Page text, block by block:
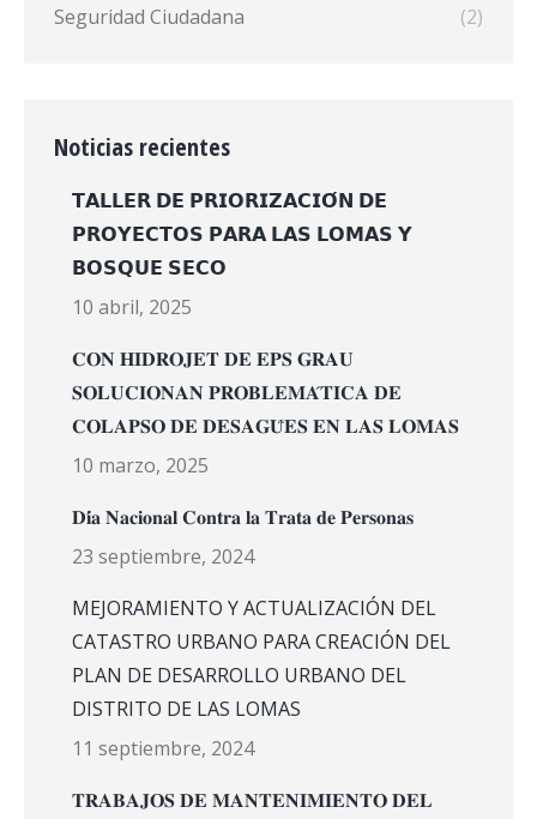
Seguridad Ciudadana
(2)
Noticias recientes
𝗧𝗔𝗟𝗟𝗘𝗥 𝗗𝗘 𝗣𝗥𝗜𝗢𝗥𝗜𝗭𝗔𝗖𝗜𝗢́𝗡 𝗗𝗘
𝗣𝗥𝗢𝗬𝗘𝗖𝗧𝗢𝗦 𝗣𝗔𝗥𝗔 𝗟𝗔𝗦 𝗟𝗢𝗠𝗔𝗦 𝗬
𝗕𝗢𝗦𝗤𝗨𝗘 𝗦𝗘𝗖𝗢
10 abril, 2025
𝐂𝐎𝐍 𝐇𝐈𝐃𝐑𝐎𝐉𝐄𝐓 𝐃𝐄 𝐄𝐏𝐒 𝐆𝐑𝐀𝐔
𝐒𝐎𝐋𝐔𝐂𝐈𝐎𝐍𝐀𝐍 𝐏𝐑𝐎𝐁𝐋𝐄𝐌𝐀́𝐓𝐈𝐂𝐀 𝐃𝐄
𝐂𝐎𝐋𝐀𝐏𝐒𝐎 𝐃𝐄 𝐃𝐄𝐒𝐀𝐆𝐔̈𝐄𝐒 𝐄𝐍 𝐋𝐀𝐒 𝐋𝐎𝐌𝐀𝐒
10 marzo, 2025
𝐃𝐢́𝐚 𝐍𝐚𝐜𝐢𝐨𝐧𝐚𝐥 𝐂𝐨𝐧𝐭𝐫𝐚 𝐥𝐚 𝐓𝐫𝐚𝐭𝐚 𝐝𝐞 𝐏𝐞𝐫𝐬𝐨𝐧𝐚𝐬
23 septiembre, 2024
MEJORAMIENTO Y ACTUALIZACIÓN DEL
CATASTRO URBANO PARA CREACIÓN DEL
PLAN DE DESARROLLO URBANO DEL
DISTRITO DE LAS LOMAS
11 septiembre, 2024
𝐓𝐑𝐀𝐁𝐀𝐉𝐎𝐒 𝐃𝐄 𝐌𝐀𝐍𝐓𝐄𝐍𝐈𝐌𝐈𝐄𝐍𝐓𝐎 𝐃𝐄𝐋